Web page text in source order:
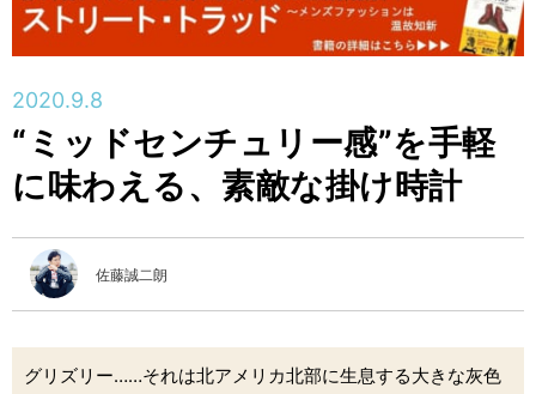
新刊
編集部
2020.9.8
“ミッドセンチュリー感”を手軽
に味わえる、素敵な掛け時計
佐藤誠二朗
グリズリー……それは北アメリカ北部に生息する大きな灰色